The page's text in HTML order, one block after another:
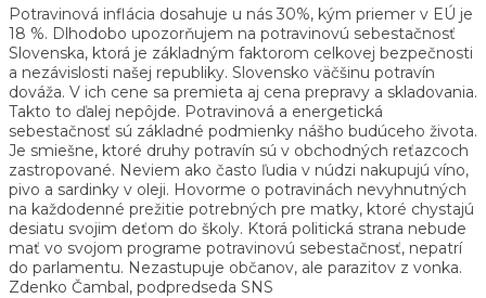
Potravinová inflácia dosahuje u nás 30%, kým priemer v EÚ je
18 %. Dlhodobo upozorňujem na potravinovú sebestačnosť
Slovenska, ktorá je základným faktorom celkovej bezpečnosti
a nezávislosti našej republiky. Slovensko väčšinu potravín
dováža. V ich cene sa premieta aj cena prepravy a skladovania.
Takto to ďalej nepôjde. Potravinová a energetická
sebestačnosť sú základné podmienky nášho budúceho života.
Je smiešne, ktoré druhy potravín sú v obchodných reťazcoch
zastropované. Neviem ako často ľudia v núdzi nakupujú víno,
pivo a sardinky v oleji. Hovorme o potravinách nevyhnutných
na každodenné prežitie potrebných pre matky, ktoré chystajú
desiatu svojim deťom do školy. Ktorá politická strana nebude
mať vo svojom programe potravinovú sebestačnosť, nepatrí
do parlamentu. Nezastupuje občanov, ale parazitov z vonka.
Zdenko Čambal, podpredseda SNS